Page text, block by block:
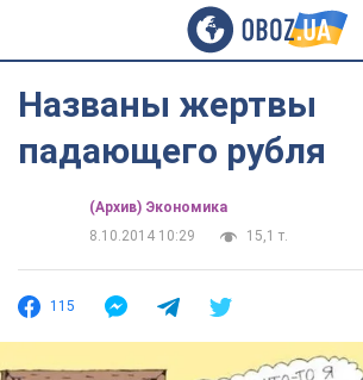
Названы жертвы
падающего рубля
(Архив) Экономика
8.10.2014 10:29
15,1 т.
115